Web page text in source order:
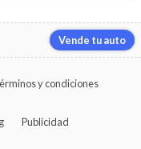
Vende tu auto
y condiciones
Publicidad